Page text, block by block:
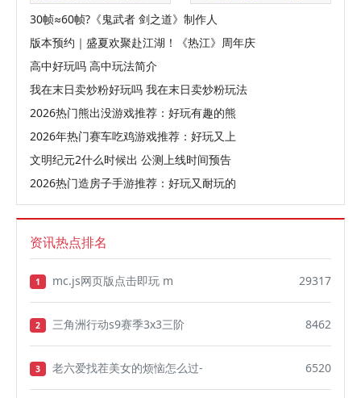
30帧≈60帧?《鬼武者 剑之道》制作人
版本预约｜盛夏欢聚赴江湖！《热江》周年庆
高中好玩吗 高中玩法简介
我在末日卖炒粉好玩吗 我在末日卖炒粉玩法
2026热门熊出没游戏推荐：好玩有趣的熊
2026年热门赛车吃鸡游戏推荐：好玩又上
文明纪元2什么时候出 公测上线时间预告
2026热门造房子手游推荐：好玩又耐玩的
资讯热点排名
1 mc.js网页版点击即玩 m 29317
2 三角洲行动s9赛季3x3三阶 8462
3 老六爱找茬美女的烦恼怎么过- 6520